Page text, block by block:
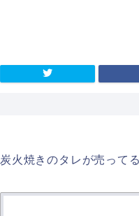
炭火焼きのタレが売って